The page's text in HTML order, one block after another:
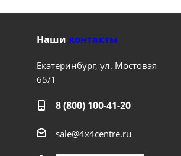
Наши контакты
Екатеринбург, ул. Мостовая
65/1
8 (800) 100-41-20
sale@4x4centre.ru